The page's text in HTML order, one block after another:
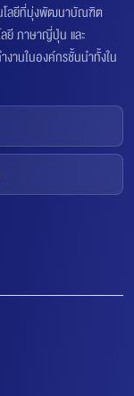
โลยีที่มุ่งพัฒนาบัณฑิต
ยี ภาษาญี่ปุ่น และ
านในองค์กรชั้นนำทั้งใน